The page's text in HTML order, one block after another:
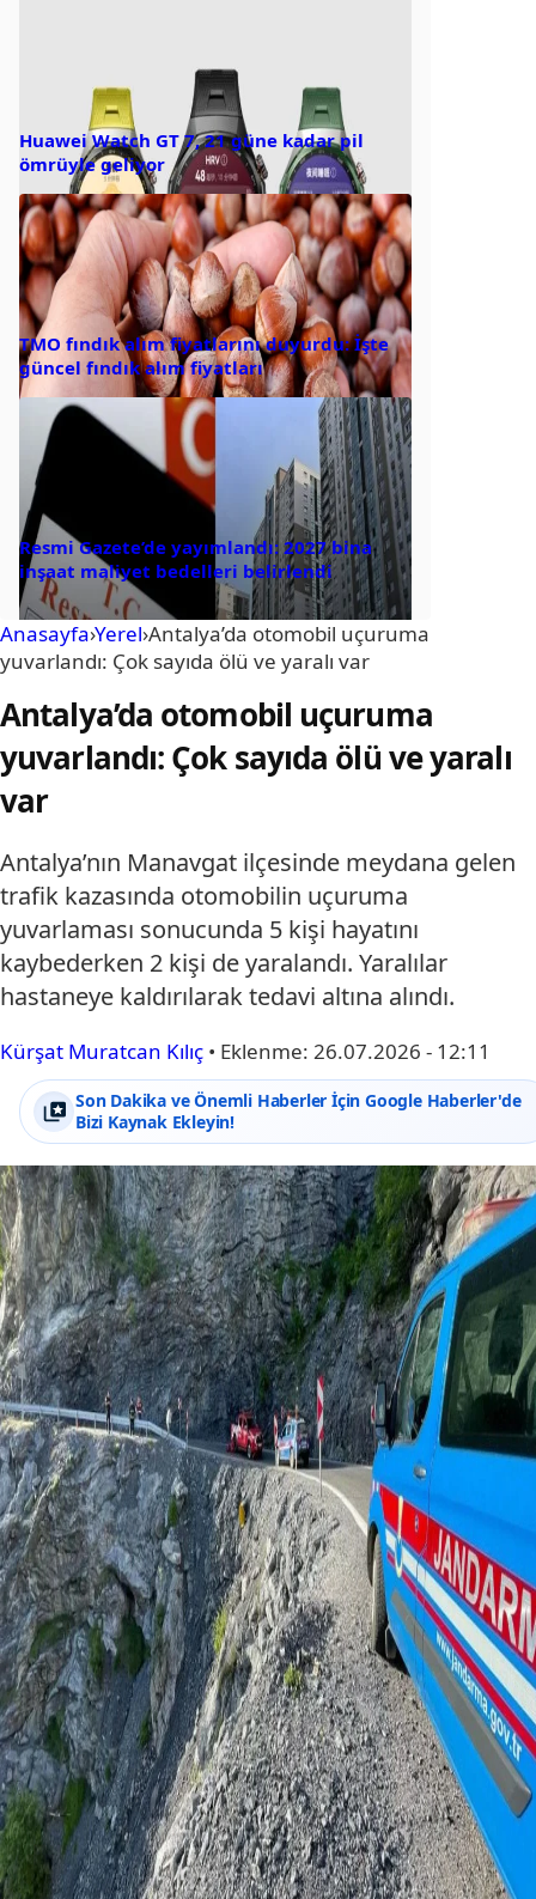
Huawei Watch GT 7, 21 güne kadar pil
ömrüyle geliyor
TMO fındık alım fiyatlarını duyurdu: İşte
güncel fındık alım fiyatları
Resmi Gazete’de yayımlandı: 2027 bina
inşaat maliyet bedelleri belirlendi
Anasayfa›Yerel›Antalya’da otomobil uçuruma
yuvarlandı: Çok sayıda ölü ve yaralı var
Antalya’da otomobil uçuruma
yuvarlandı: Çok sayıda ölü ve yaralı
var
Antalya’nın Manavgat ilçesinde meydana gelen
trafik kazasında otomobilin uçuruma
yuvarlaması sonucunda 5 kişi hayatını
kaybederken 2 kişi de yaralandı. Yaralılar
hastaneye kaldırılarak tedavi altına alındı.
Kürşat Muratcan Kılıç • Eklenme: 26.07.2026 - 12:11
Son Dakika ve Önemli Haberler İçin Google Haberler'de
Bizi Kaynak Ekleyin!